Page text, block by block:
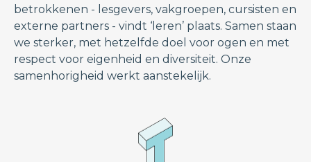
betrokkenen - lesgevers, vakgroepen, cursisten en
externe partners - vindt ‘leren’ plaats. Samen staan
we sterker, met hetzelfde doel voor ogen en met
respect voor eigenheid en diversiteit. Onze
samenhorigheid werkt aanstekelijk.